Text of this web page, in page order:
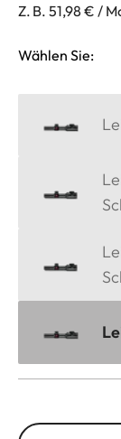
Z. B. 51,98 € /
Wählen Sie: